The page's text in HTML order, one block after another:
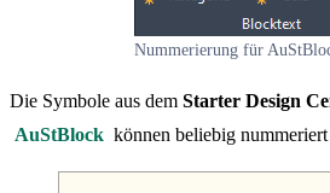
Nummerierung für
Die Symbole aus dem Starter Design
AuStBlock können beliebig